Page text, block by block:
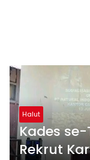
Halut
Kades se-
Rekrut